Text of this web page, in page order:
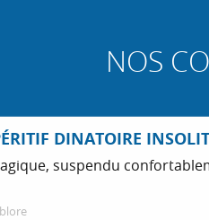
NOS
DINATOIRE
suspendu